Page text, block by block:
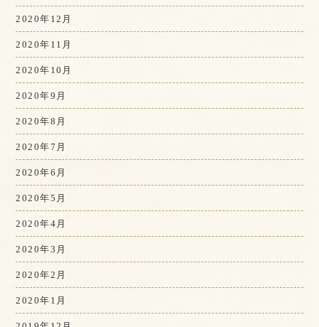
2020年12月
2020年11月
2020年10月
2020年9月
2020年8月
2020年7月
2020年6月
2020年5月
2020年4月
2020年3月
2020年2月
2020年1月